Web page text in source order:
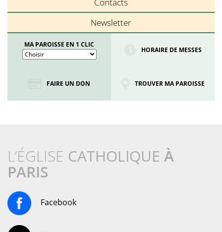
Contacts
Newsletter
MA PAROISSE EN 1 CLIC
HORAIRE DE MESSES
FAIRE UN DON TROUVER MA PAROISSE
L’ÉGLISE CATHOLIQUE À
PARIS
Facebook